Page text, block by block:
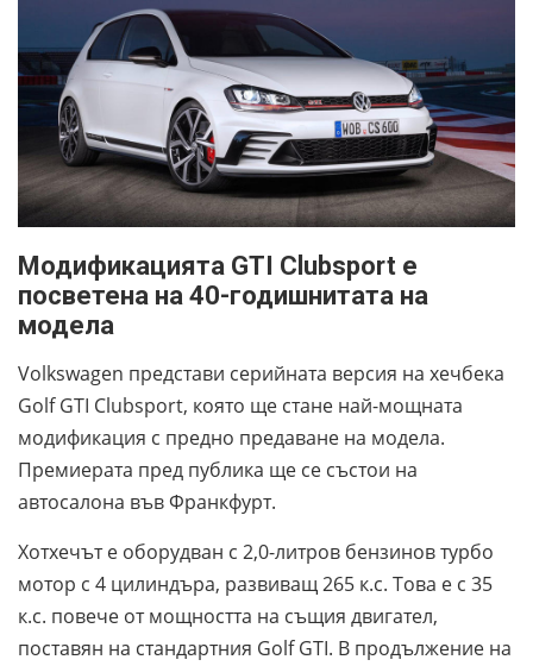
Модификацията GTI Clubsport е
посветена на 40-годишнитата на
модела
Volkswagen представи серийната версия на хечбека
Golf GTI Clubsport, която ще стане най-мощната
модификация с предно предаване на модела.
Премиерата пред публика ще се състои на
автосалона във Франкфурт.
Хотхечът е оборудван с 2,0-литров бензинов турбо
мотор с 4 цилиндъра, развиващ 265 к.с. Това е с 35
к.с. повече от мощността на същия двигател,
поставян на стандартния Golf GTI. В продължение на